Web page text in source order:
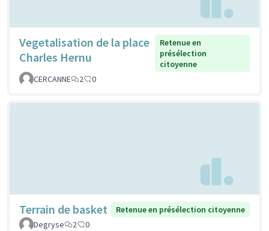
Vegetalisation de la place
Charles Hernu
Retenue en
présélection
citoyenne
CERCANNE
2 0
Terrain de basket
Retenue en présélection citoyenne
Degryse
2 0